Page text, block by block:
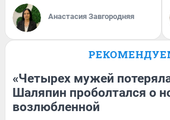
Анастасия Завгородняя
«Четырех мужей
Шаляпин проболтался о
возлюбленной